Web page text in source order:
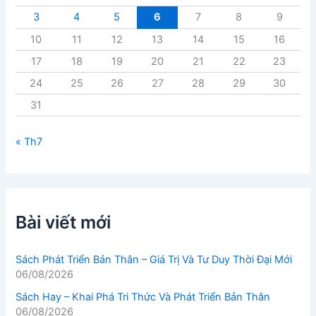
3
4 5 6 7 8
9
10
11 12 13 14 15
16
17
18 19 20 21 22
23
24
25 26 27 28 29
30
31
« Th7
Bài viết mới
Sách Phát Triển Bản Thân – Giá Trị Và Tư Duy Thời Đại Mới
06/08/2026
Sách Hay – Khai Phá Tri Thức Và Phát Triển Bản Thân
06/08/2026